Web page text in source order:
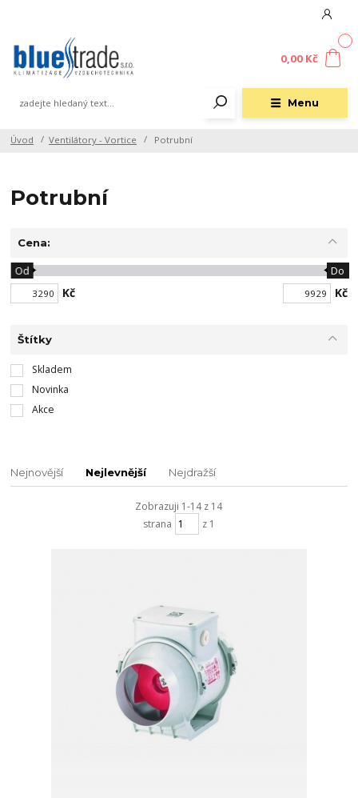
Menu
0,00 Kč
Úvod Ventilátory - Vortice Potrubní
Potrubní
Cena:
Kč
Od Do
Kč
Štítky
Skladem
Novinka
Akce
Nejnovější Nejlevnější Nejdražší
Zobrazuji 1-14 z 14
strana
z 1